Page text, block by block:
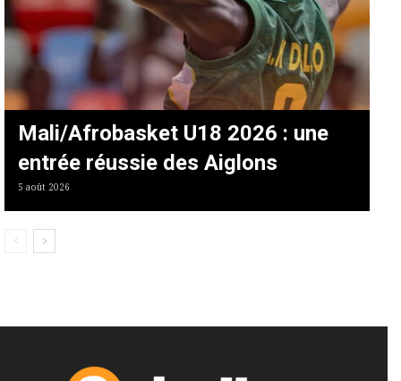
Mali/Afrobasket U18 2026 : une
entrée réussie des Aiglons
5 août 2026